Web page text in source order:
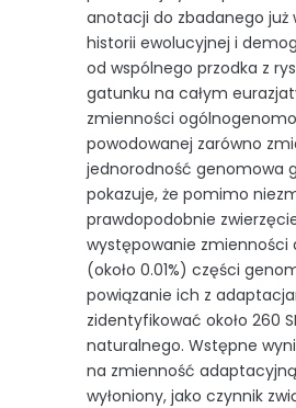
anotacji do zbadanego już
historii ewolucyjnej i
od wspólnego przodka z
gatunku na całym
zmienności
powodowanej zarówno
jednorodność genomowa
pokazuje, że pomimo
prawdopodobnie
występowanie
(około 0.01%) części
powiązanie ich z
zidentyfikować około 260
naturalnego. Wstępne
na zmienność
wyłoniony, jako czynnik